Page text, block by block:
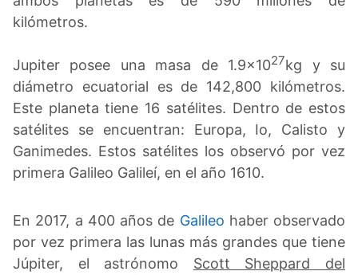
kilómetros.
Jupiter posee una masa de 1.9×1027kg y su
diámetro ecuatorial es de 142,800 kilómetros.
Este planeta tiene 16 satélites. Dentro de estos
satélites se encuentran: Europa, Io, Calisto y
Ganimedes. Estos satélites los observó por vez
primera Galileo Galileí, en el año 1610.
En 2017, a 400 años de Galileo haber observado
por vez primera las lunas más grandes que tiene
Júpiter, el astrónomo Scott Sheppard del